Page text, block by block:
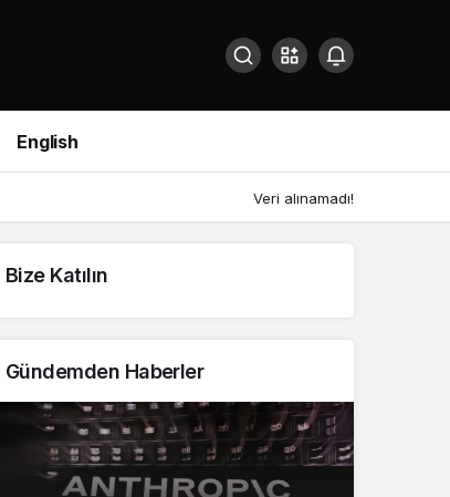
English
Veri alınamadı!
Bize Katılın
Gündemden Haberler